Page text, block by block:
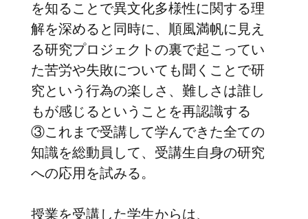
を知ることで異文化多様性に関する理
解を深めると同時に、順風満帆に見え
る研究プロジェクトの裏で起こってい
た苦労や失敗についても聞くことで研
究という行為の楽しさ、難しさは誰し
もが感じるということを再認識する
③これまで受講して学んできた全ての
知識を総動員して、受講生自身の研究
への応用を試みる。
授業を受講した学生からは、